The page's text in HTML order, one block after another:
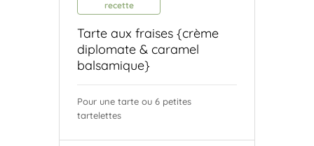
recette
Tarte aux fraises {crème
diplomate & caramel
balsamique}
Pour une tarte ou 6 petites
tartelettes